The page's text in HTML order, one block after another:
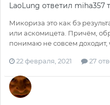
LaoLung ответил miha357
Микориза это как бэ
или аскомицета. Причём,
понимаю не совсем доходит,
22 февраля, 2021 27